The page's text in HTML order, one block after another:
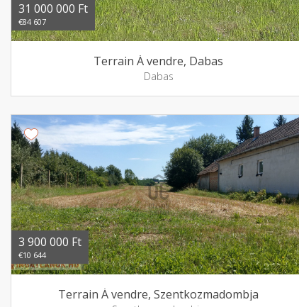
31 000 000 Ft
€84 607
Terrain Á vendre, Dabas
Dabas
3 900 000 Ft
€10 644
Terrain Á vendre, Szentkozmadombja